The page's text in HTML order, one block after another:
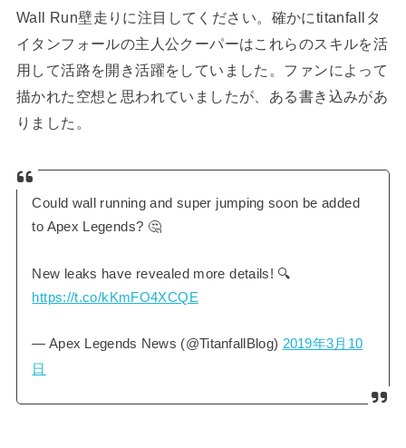
Wall Run壁走りに注目してください。確かにtitanfallタ
イタンフォールの主人公クーパーはこれらのスキルを活
用して活路を開き活躍をしていました。ファンによって
描かれた空想と思われていましたが、ある書き込みがあ
りました。
Could wall running and super jumping soon be added
to Apex Legends? 🤔
New leaks have revealed more details! 🔍
https://t.co/kKmFO4XCQE
— Apex Legends News (@TitanfallBlog) 2019年3月10
日